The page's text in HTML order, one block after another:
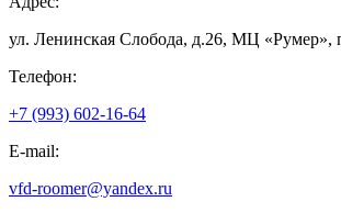
ул. Ленинская Слобода, д.26, МЦ «Румер»,
Телефон:
+7 (993) 602-16-64
E-mail:
vfd-roomer@yandex.ru